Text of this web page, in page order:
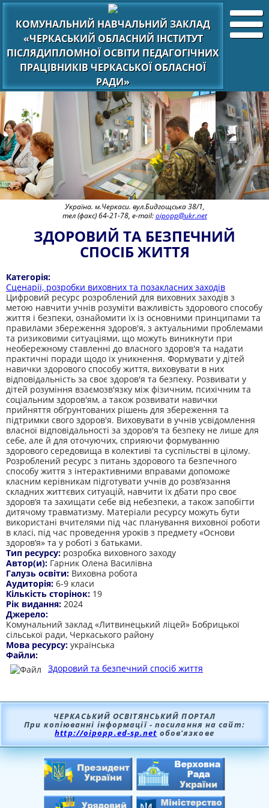
КОМУНАЛЬНИЙ НАВЧАЛЬНИЙ ЗАКЛАД
«ЧЕРКАСЬКИЙ ОБЛАСНИЙ ІНСТИТУТ
ПІСЛЯДИПЛОМНОЇ ОСВІТИ ПЕДАГОГІЧНИХ
ПРАЦІВНИКІВ ЧЕРКАСЬКОЇ ОБЛАСНОЇ
РАДИ»
Україна. м.Черкаси. вул.Бидгощська 38/1,
тел (факс) 64-21-78, e-mail:oipopp@ukr.net
ЗДОРОВИЙ ТА БЕЗПЕЧНИЙ
СПОСІБ ЖИТТЯ
Категорія:
Сценарії, розробки виховних та позакласних заходів
Цифровий ресурс розроблений для виховних заходів з
метою навчити учнів розуміти важливість здорового способу
життя і безпеки, ознайомити їх із основними принципами та
правилами збереження здоров'я, з актуальними проблемами
та ризиковими ситуаціями, що можуть виникнути при
необережному ставленні до власного здоров'я та надати
практичні поради щодо їх уникнення. Формувати у дітей
навички здорового способу життя, виховувати в них
відповідальність за своє здоров'я та безпеку. Розвивати у
дітей розуміння взаємозв'язку між фізичним, психічним та
соціальним здоров'ям, а також розвивати навички
прийняття обґрунтованих рішень для збереження та
підтримки свого здоров'я. Виховувати в учнів усвідомлення
власної відповідальності за здоров'я та безпеку не лише для
себе, але й для оточуючих, сприяючи формуванню
здорового середовища в колективі та суспільстві в цілому.
Розроблений ресурс з питань здорового та безпечного
способу життя з інтерактивними вправами допоможе
класним керівникам підготувати учнів до розв’язання
складних життєвих ситуацій, навчити їх дбати про своє
здоров’я та захищати себе від небезпеки, а також запобігти
дитячому травматизму. Матеріали ресурсу можуть бути
використані вчителями під час планування виховної роботи
в класі, під час проведення уроків з предмету «Основи
здоров’я» та у роботі з батьками.
Тип ресурсу: розробка виховного заходу
Автор(и): Гарник Олена Василівна
Галузь освіти: Виховна робота
Аудиторія: 6-9 класи
Кількість сторінок: 19
Рік видання: 2024
Джерело:
Комунальний заклад «Литвинецький ліцей» Бобрицької
сільської ради, Черкаського району
Мова ресурсу: українська
Файли:
Здоровий та безпечний спосіб життя
ЧЕРКАСЬКИЙ ОСВІТЯНСЬКИЙ ПОРТАЛ
При копіюванні інформації - посилання на сайт:
http://oipopp.ed-sp.net обов’язкове